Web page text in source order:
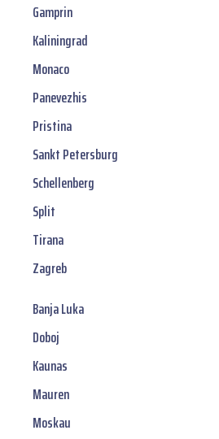
Gamprin
Kaliningrad
Monaco
Panevezhis
Pristina
Sankt Petersburg
Schellenberg
Split
Tirana
Zagreb
Banja Luka
Doboj
Kaunas
Mauren
Moskau